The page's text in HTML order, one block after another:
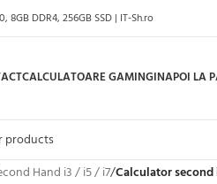
DDR4, 256GB SSD | IT-Sh.ro
CALCULATOARE GAMINGINAPOI LA
Hand i3 / i5 / i7/Calculator second